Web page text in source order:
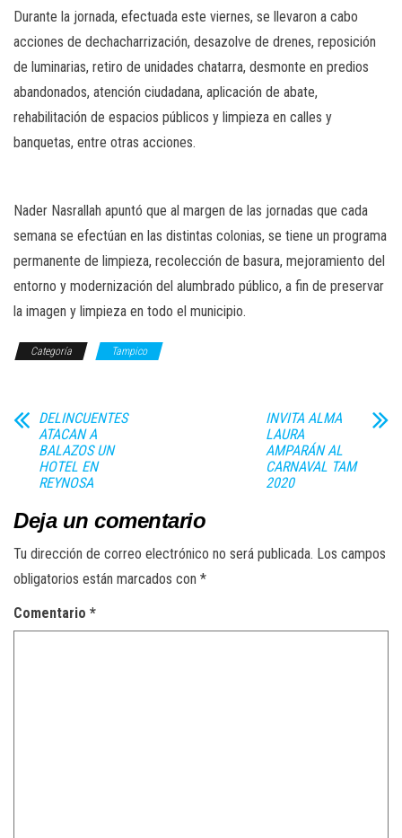
Durante la jornada, efectuada este viernes, se llevaron a cabo
acciones de dechacharrización, desazolve de drenes, reposición
de luminarias, retiro de unidades chatarra, desmonte en predios
abandonados, atención ciudadana, aplicación de abate,
rehabilitación de espacios públicos y limpieza en calles y
banquetas, entre otras acciones.
Nader Nasrallah apuntó que al margen de las jornadas que cada
semana se efectúan en las distintas colonias, se tiene un programa
permanente de limpieza, recolección de basura, mejoramiento del
entorno y modernización del alumbrado público, a fin de preservar
la imagen y limpieza en todo el municipio.
Categoría Tampico
DELINCUENTES
ATACAN A
BALAZOS UN
HOTEL EN
REYNOSA
INVITA ALMA
LAURA
AMPARÁN AL
CARNAVAL TAM
2020
Deja un comentario
Tu dirección de correo electrónico no será publicada. Los campos
obligatorios están marcados con *
Comentario *